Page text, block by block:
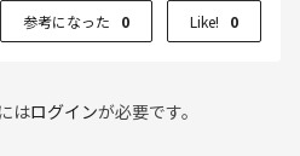
参考になった 0 Like! 0
はログインが必要です。